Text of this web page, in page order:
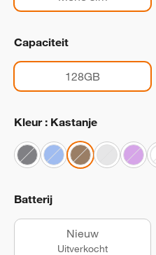
Capaciteit
128GB
Kleur : Kastanje
Batterij
Nieuw
Uitverkocht